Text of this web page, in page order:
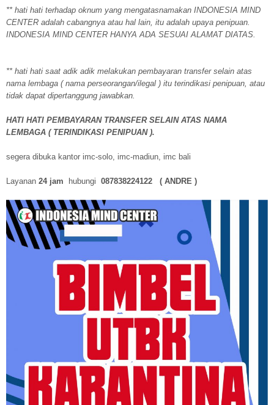
** hati hati terhadap oknum yang mengatasnamakan INDONESIA MIND
CENTER adalah cabangnya atau hal lain, itu adalah upaya penipuan.
INDONESIA MIND CENTER HANYA ADA SESUAI ALAMAT DIATAS.
** hati hati saat adik adik melakukan pembayaran transfer selain atas
nama lembaga ( nama perseorangan/ilegal ) itu terindikasi penipuan, atau
tidak dapat dipertanggung jawabkan.
HATI HATI PEMBAYARAN TRANSFER SELAIN ATAS NAMA
LEMBAGA ( TERINDIKASI PENIPUAN ).
segera dibuka kantor imc-solo, imc-madiun, imc bali
Layanan 24 jam hubungi 087838224122 ( ANDRE )